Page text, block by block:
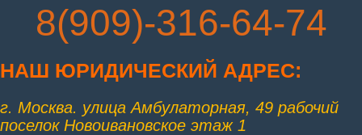
8(909)-316-64-74
НАШ ЮРИДИЧЕСКИЙ АДРЕС:
г. Москва. улица Амбулаторная, 49 рабочий
поселок Новоивановское этаж 1